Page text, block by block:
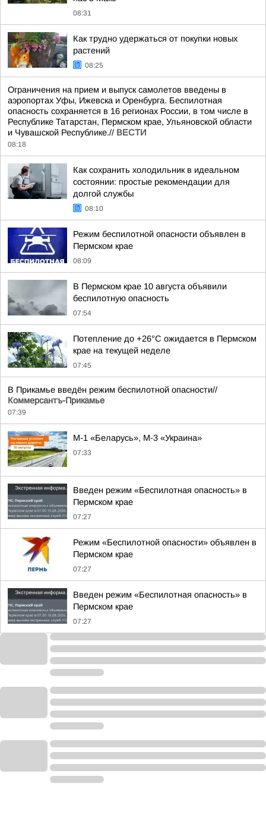
08:31
Как трудно удержаться от покупки новых
растений
08:25
Ограничения на прием и выпуск самолетов введены в
аэропортах Уфы, Ижевска и Оренбурга. Беспилотная
опасность сохраняется в 16 регионах России, в том числе в
Республике Татарстан, Пермском крае, Ульяновской области
и Чувашской Республике.// ВЕСТИ
08:18
Как сохранить холодильник в идеальном
состоянии: простые рекомендации для
долгой службы
08:10
Режим беспилотной опасности объявлен в
Пермском крае
08:09
В Пермском крае 10 августа объявили
беспилотную опасность
07:54
Потепление до +26°C ожидается в Пермском
крае на текущей неделе
07:45
В Прикамье введён режим беспилотной опасности//
Коммерсантъ-Прикамье
07:39
М-1 «Беларусь», М-3 «Украина»
07:33
Введен режим «Беспилотная опасность» в
Пермском крае
07:27
Режим «Беспилотной опасности» объявлен в
Пермском крае
07:27
Введен режим «Беспилотная опасность» в
Пермском крае
07:27